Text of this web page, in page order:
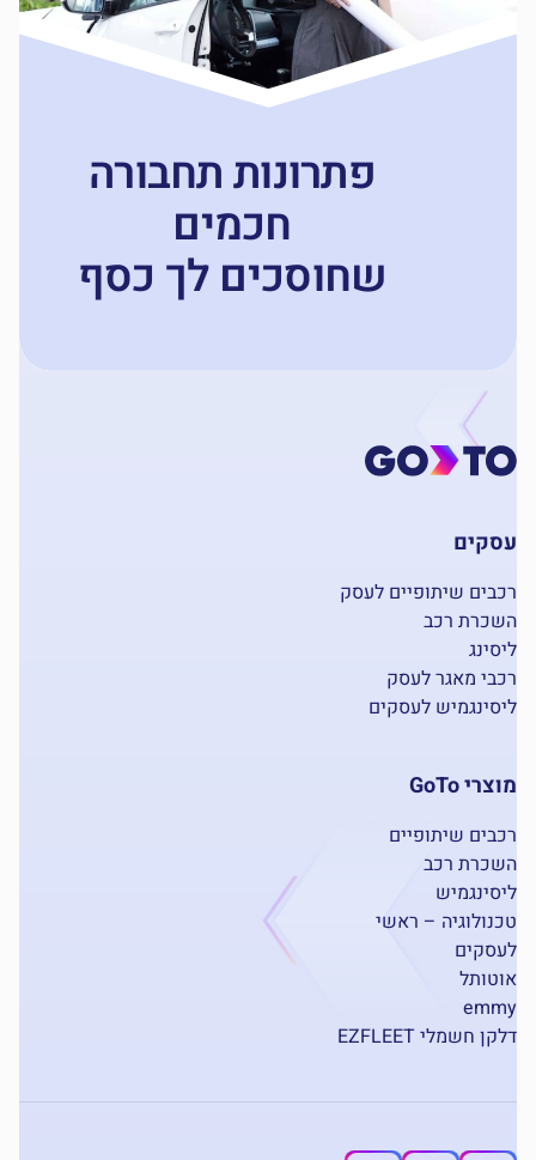
פתרונות תחבורה
חכמים
שחוסכים לך כסף
עסקים
רכבים שיתופיים לעסק
השכרת רכב
ליסינג
רכבי מאגר לעסק
ליסינגמיש לעסקים
מוצרי GoTo
רכבים שיתופיים
השכרת רכב
ליסינגמיש
טכנולוגיה – ראשי
לעסקים
אוטותל
emmy
דלקן חשמלי EZFLEET